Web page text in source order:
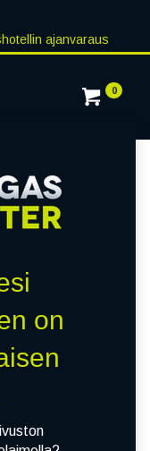
ajanvaraus
0
on